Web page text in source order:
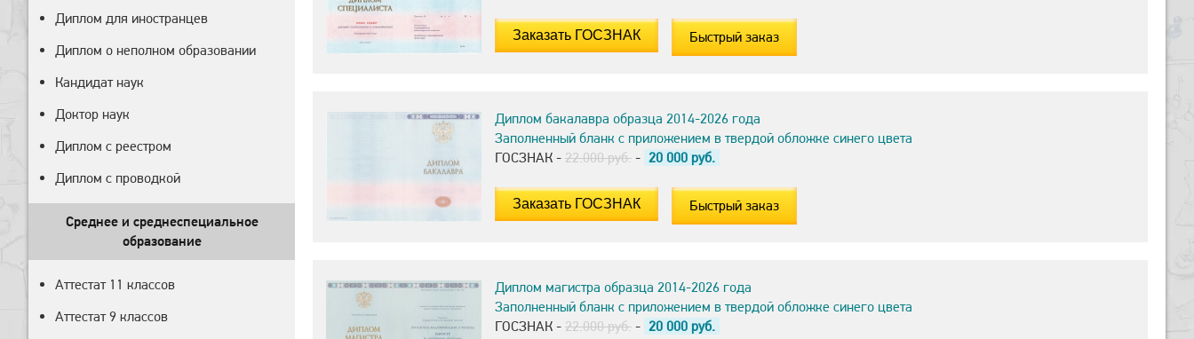
Быстрый заказ
Диплом бакалавра образца 2014-2026 года
Заполненный бланк с приложением в твердой обложке синего цвета
ГОСЗНАК - 22.000 руб. - 20 000 руб.
Быстрый заказ
Диплом магистра образца 2014-2026 года
Заполненный бланк с приложением в твердой обложке синего цвета
ГОСЗНАК - 22.000 руб. - 20 000 руб.
Диплом для иностранцев
Диплом о неполном образовании
Кандидат наук
Доктор наук
Диплом с реестром
Диплом с проводкой
Среднее и среднеспециальное
образование
Аттестат 11 классов
Аттестат 9 классов